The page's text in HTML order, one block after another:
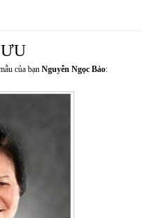
của bạn Nguyễn Ngọc Bảo: